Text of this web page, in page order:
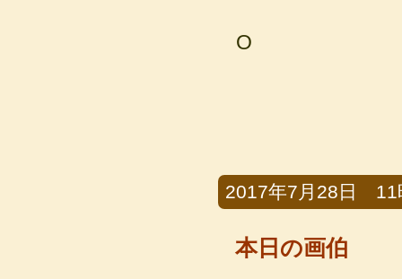
O
2017年7月28日 11
本日の画伯